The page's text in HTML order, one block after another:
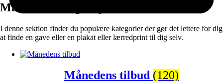
Måske vil du også synes om:
I denne sektion finder du populære kategorier der gør det lettere for dig
at finde en gave eller en plakat eller lærredprint til dig selv.
Månedens tilbud (120)